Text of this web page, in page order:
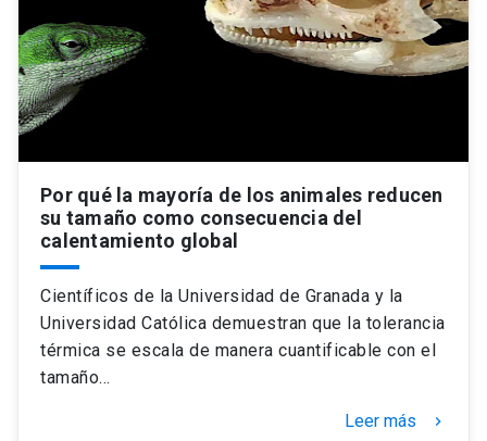
Por qué la mayoría de los animales reducen
su tamaño como consecuencia del
calentamiento global
Científicos de la Universidad de Granada y la
Universidad Católica demuestran que la tolerancia
térmica se escala de manera cuantificable con el
tamaño…
Leer más keyboard_arrow_right